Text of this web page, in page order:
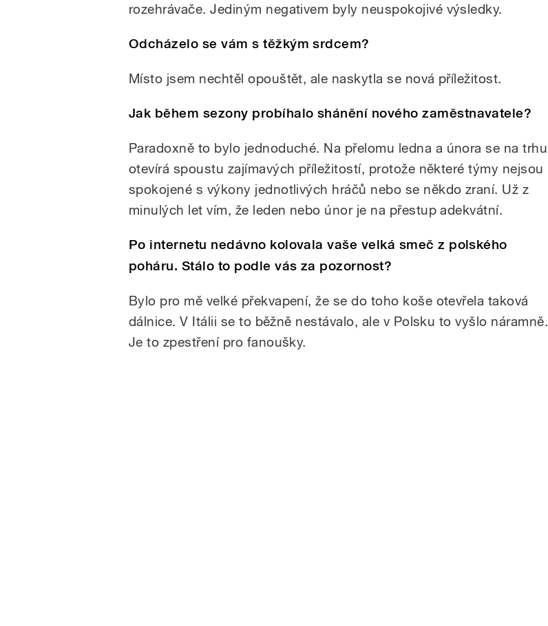
rozehrávače. Jediným negativem byly neuspokojivé výsledky.
Odcházelo se vám s těžkým srdcem?
Místo jsem nechtěl opouštět, ale naskytla se nová příležitost.
Jak během sezony probíhalo shánění nového zaměstnavatele?
Paradoxně to bylo jednoduché. Na přelomu ledna a února se na trhu
otevírá spoustu zajímavých příležitostí, protože některé týmy nejsou
spokojené s výkony jednotlivých hráčů nebo se někdo zraní. Už z
minulých let vím, že leden nebo únor je na přestup adekvátní.
Po internetu nedávno kolovala vaše velká smeč z polského
poháru. Stálo to podle vás za pozornost?
Bylo pro mě velké překvapení, že se do toho koše otevřela taková
dálnice. V Itálii se to běžně nestávalo, ale v Polsku to vyšlo náramně.
Je to zpestření pro fanoušky.